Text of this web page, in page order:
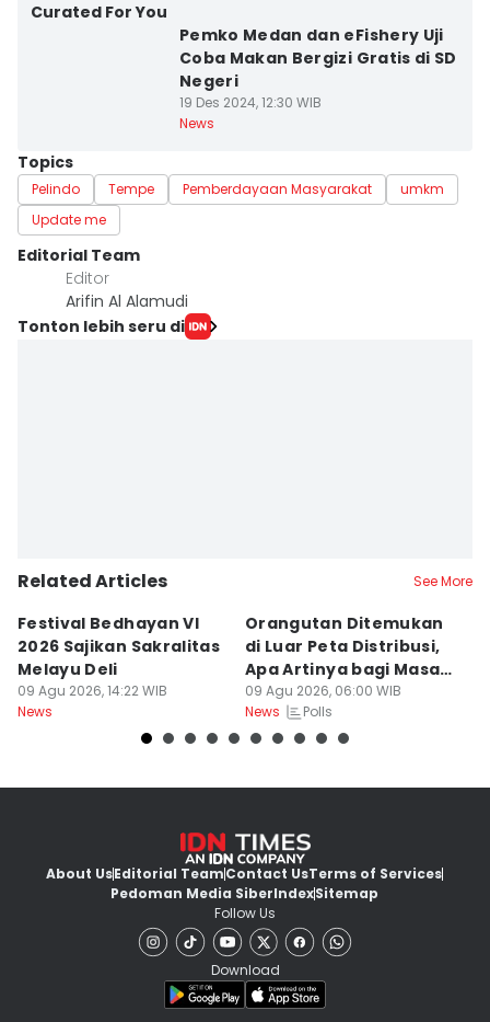
Curated For You
Pemko Medan dan eFishery Uji
Coba Makan Bergizi Gratis di SD
Negeri
19 Des 2024, 12:30 WIB
News
Topics
Pelindo Tempe Pemberdayaan Masyarakat
umkm
Update me
Editorial Team
Editor
Arifin Al Alamudi
Tonton lebih seru di
Related Articles See More
Festival Bedhayan VI
2026 Sajikan Sakralitas
Melayu Deli
09 Agu 2026, 14:22 WIB
News
Orangutan Ditemukan
di Luar Peta Distribusi,
Apa Artinya bagi Masa
Depan Konservasi?
09 Agu 2026, 06:00 WIB
News
Polls
About UsEditorial TeamContact UsTerms of Services
Pedoman Media SiberIndexSitemap
Follow Us
Download